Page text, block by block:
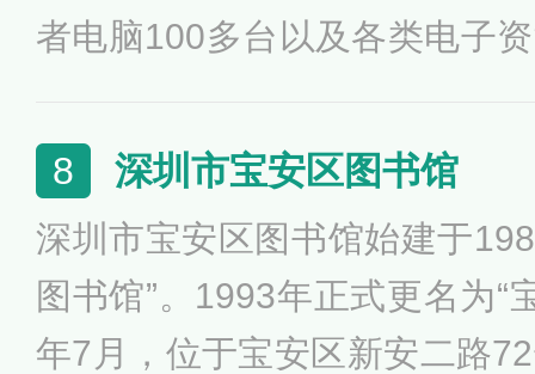
者电脑100多台以及各类电子
区、电子阅览区、少儿阅览室
自习室，多功能报告厅，共设
为读者提供了一个美观、整
境。
8 深圳市宝安区图书馆
深圳市宝安区图书馆始建于
图书馆”。1993年正式更名为“
年7月，位于宝安区新安二路